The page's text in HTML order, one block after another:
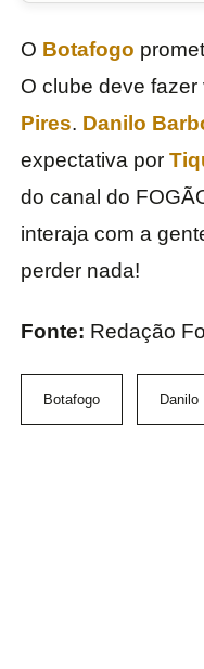
O Botafogo
O clube deve
Pires. Danilo
expectativa por
do canal do
interaja com a
perder nada!
Fonte: Redação
Botafogo Danilo